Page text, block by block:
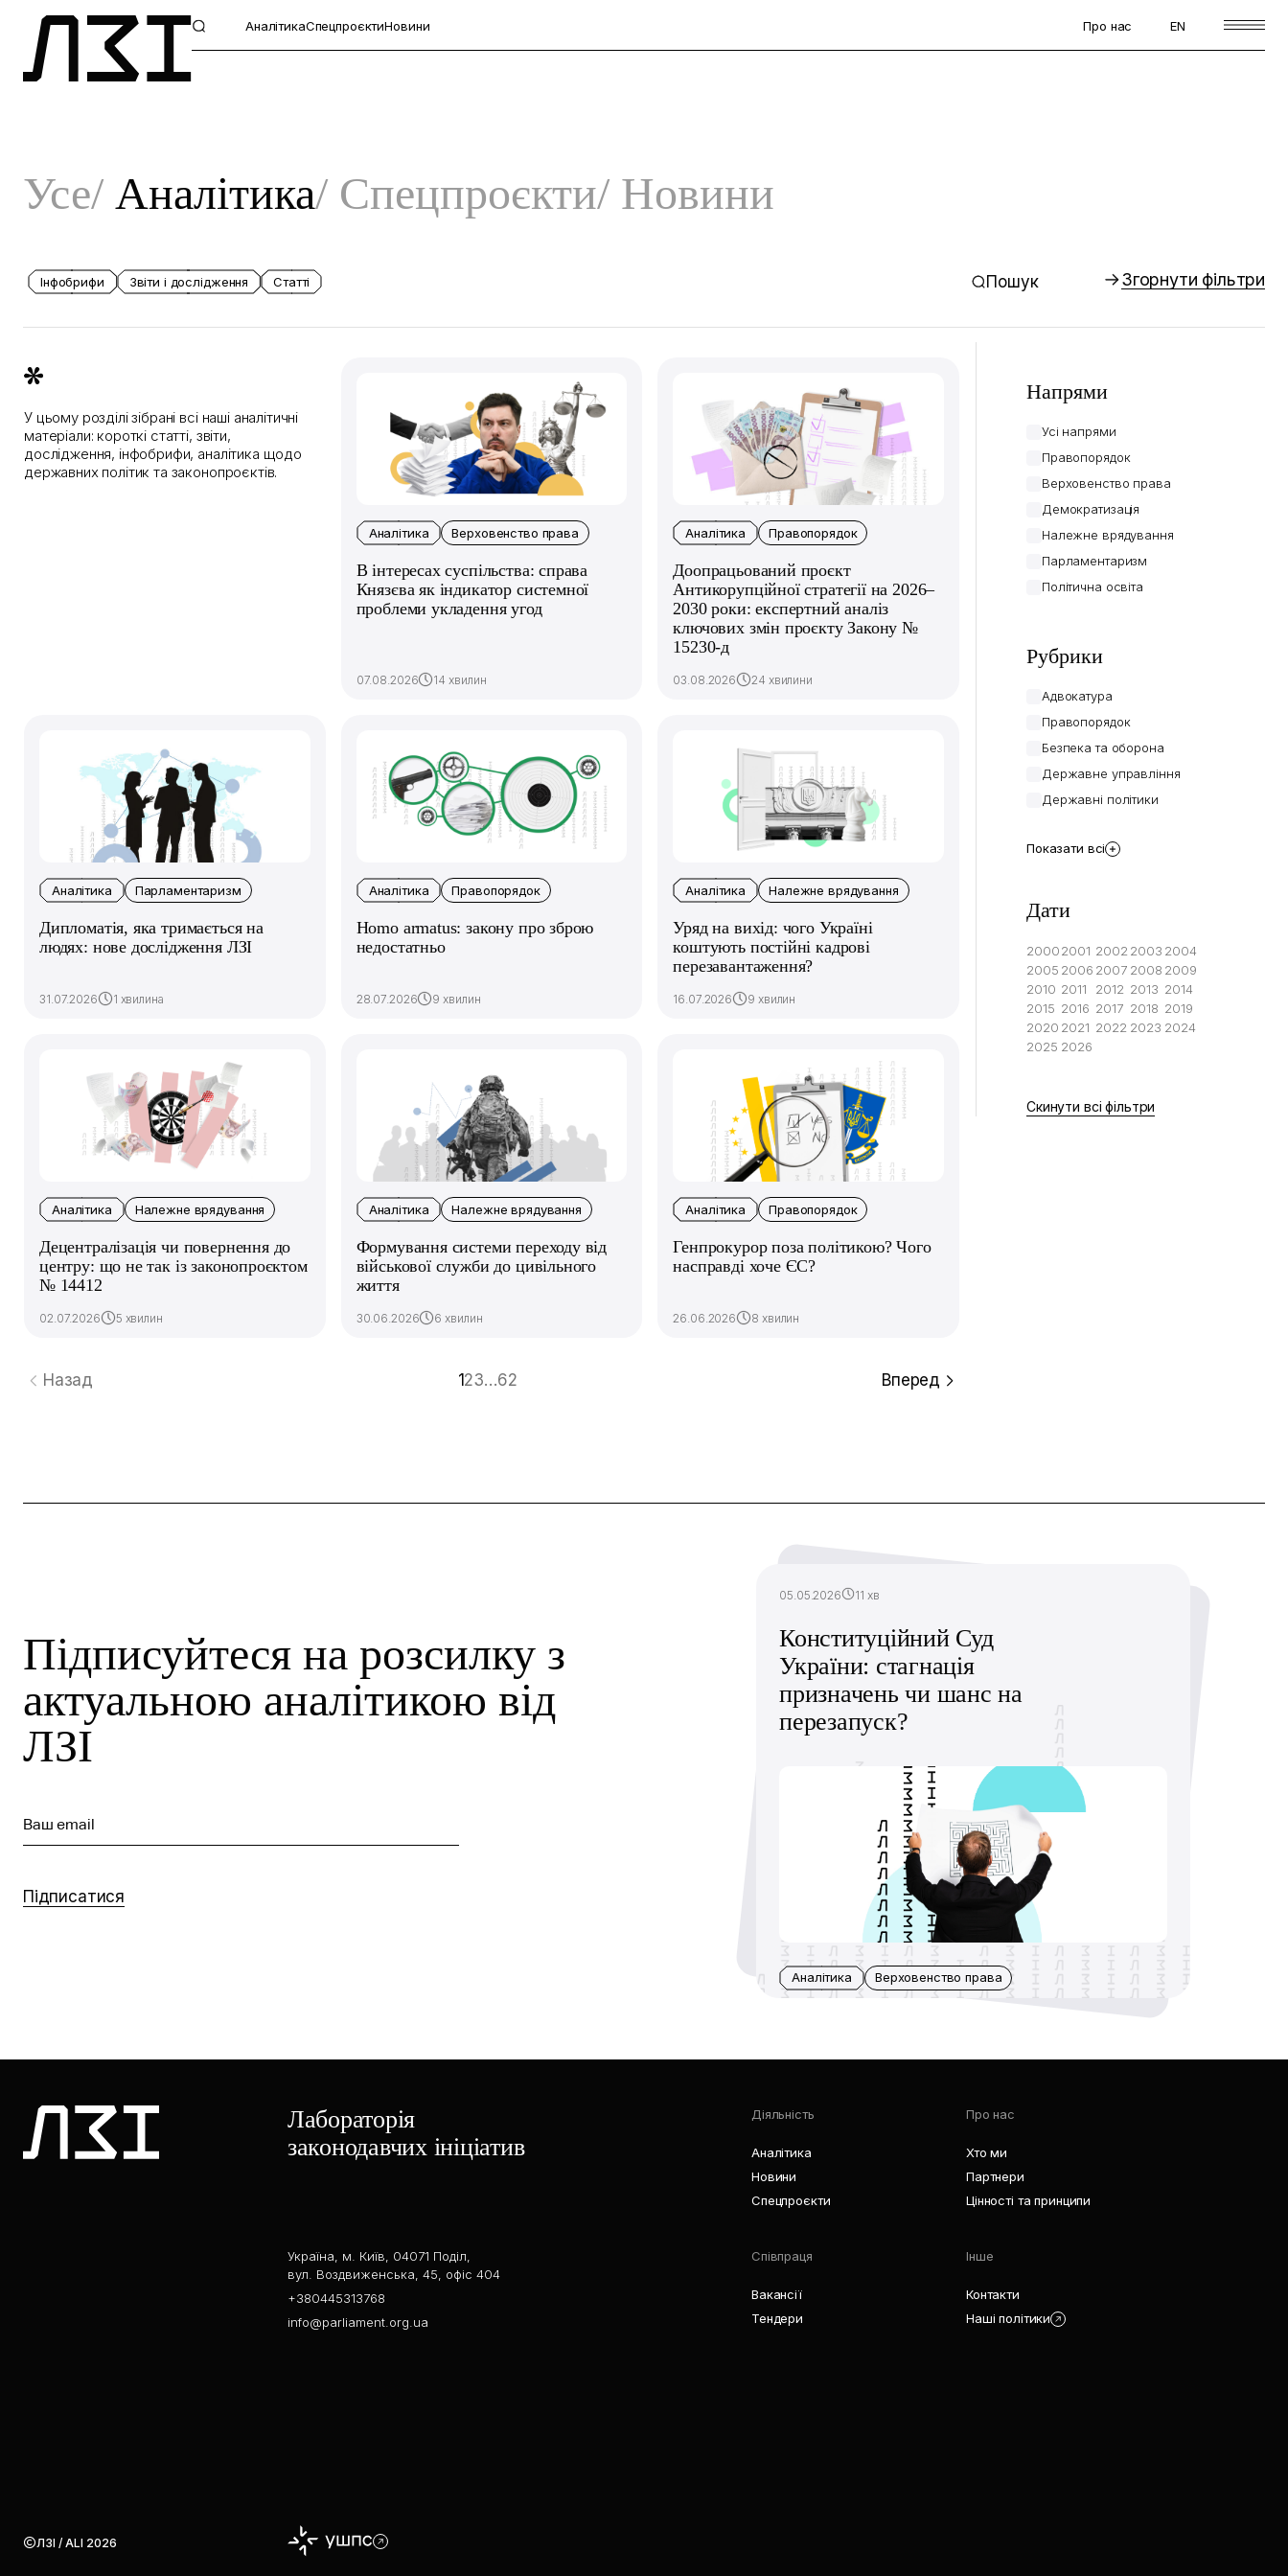
АналітикаСпецпроєктиНовини Про нас EN
Усе Аналітика Спецпроєкти Новини
Інфобрифи Звіти і дослідження Статті Пошук Згорнути фільтри
У цьому розділі зібрані всі наші аналітичні
матеріали: короткі статті, звіти,
дослідження, інфобрифи, аналітика щодо
державних політик та законопроєктів.
Аналітика Верховенство права
В інтересах суспільства: справа
Князєва як індикатор системної
проблеми укладення угод
07.08.2026 14 хвилин
Аналітика Правопорядок
Доопрацьований проєкт
Антикорупційної стратегії на 2026–
2030 роки: експертний аналіз
ключових змін проєкту Закону №
15230-д
03.08.2026 24 хвилини
Аналітика Парламентаризм
Дипломатія, яка тримається на
людях: нове дослідження ЛЗІ
31.07.2026 1 хвилина
Аналітика Правопорядок
Homo armatus: закону про зброю
недостатньо
28.07.2026 9 хвилин
Аналітика Належне врядування
Уряд на вихід: чого Україні
коштують постійні кадрові
перезавантаження?
16.07.2026 9 хвилин
Аналітика Належне врядування
Децентралізація чи повернення до
центру: що не так із законопроєктом
№ 14412
02.07.2026 5 хвилин
Аналітика Належне врядування
Формування системи переходу від
військової служби до цивільного
життя
30.06.2026 6 хвилин
Аналітика Правопорядок
Генпрокурор поза політикою? Чого
насправді хоче ЄС?
26.06.2026 8 хвилин
Назад 123…62 Вперед
Напрями
Усі напрями
Правопорядок
Верховенство права
Демократизація
Належне врядування
Парламентаризм
Політична освіта
Рубрики
Адвокатура
Правопорядок
Безпека та оборона
Державне управління
Державні політики
Показати всі
Дати
20002001 2002 2003 2004
2005 2006 2007 2008 2009
2010 2011 2012 2013 2014
2015 2016 2017 2018 2019
2020 2021 2022 2023 2024
2025 2026
Скинути всі фільтри
Підписуйтеся на розсилку з
актуальною аналітикою від
ЛЗІ
Ваш email
Підписатися
05.05.2026 11 хв
Конституційний Суд
України: стагнація
призначень чи шанс на
перезапуск?
Аналітика Верховенство права
Лабораторія
законодавчих ініціатив
Україна, м. Київ, 04071 Поділ,
вул. Воздвиженська, 45, офіс 404
+380445313768
info@parliament.org.ua
Діяльність
Аналітика
Новини
Спецпроєкти
Про нас
Хто ми
Партнери
Цінності та принципи
Співпраця
Вакансії
Тендери
Інше
Контакти
Наші політики
ЛЗІ / ALI 2026